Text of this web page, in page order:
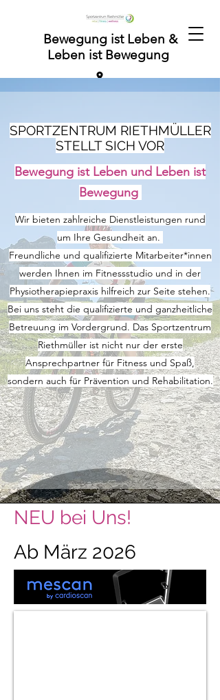
Bewegung ist Leben &
Leben ist Bewegung
SPORTZENTRUM RIETHMÜLLER
STELLT SICH VOR
Bewegung ist Leben und Leben ist
Bewegung
Wir bieten zahlreiche Dienstleistungen rund
um Ihre Gesundheit an.
Freundliche und qualifizierte Mitarbeiter*innen
werden Ihnen im Fitnessstudio und in der
Physiotherapiepraxis hilfreich zur Seite stehen.
Bei uns steht die qualifizierte und ganzheitliche
Betreuung im Vordergrund. Das Sportzentrum
Riethmüller ist nicht nur der erste
Ansprechpartner für Fitness und Spaß,
sondern auch für Prävention und Rehabilitation.
NEU bei Uns!
Ab März 2026